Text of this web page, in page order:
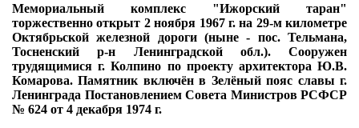
Мемориальный комплекс "Ижорский таран"
торжественно открыт 2 ноября 1967 г. на 29-м километре
Октябрьской железной дороги (ныне - пос. Тельмана,
Тосненский р-н Ленинградской обл.). Сооружен
трудящимися г. Колпино по проекту архитектора Ю.В.
Комарова. Памятник включён в Зелёный пояс славы г.
Ленинграда Постановлением Совета Министров РСФСР
№ 624 от 4 декабря 1974 г.